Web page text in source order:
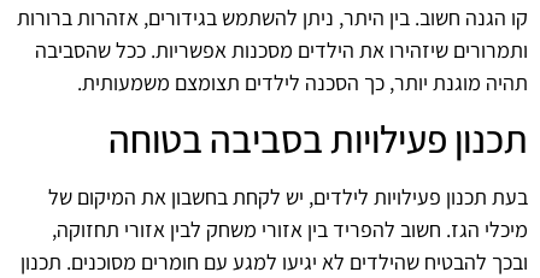
קו הגנה חשוב. בין היתר, ניתן להשתמש בגידורים, אזהרות ברורות
ותמרורים שיזהירו את הילדים מסכנות אפשריות. ככל שהסביבה
תהיה מוגנת יותר, כך הסכנה לילדים תצומצם משמעותית.
תכנון פעילויות בסביבה בטוחה
בעת תכנון פעילויות לילדים, יש לקחת בחשבון את המיקום של
מיכלי הגז. חשוב להפריד בין אזורי משחק לבין אזורי תחזוקה,
ובכך להבטיח שהילדים לא יגיעו למגע עם חומרים מסוכנים. תכנון